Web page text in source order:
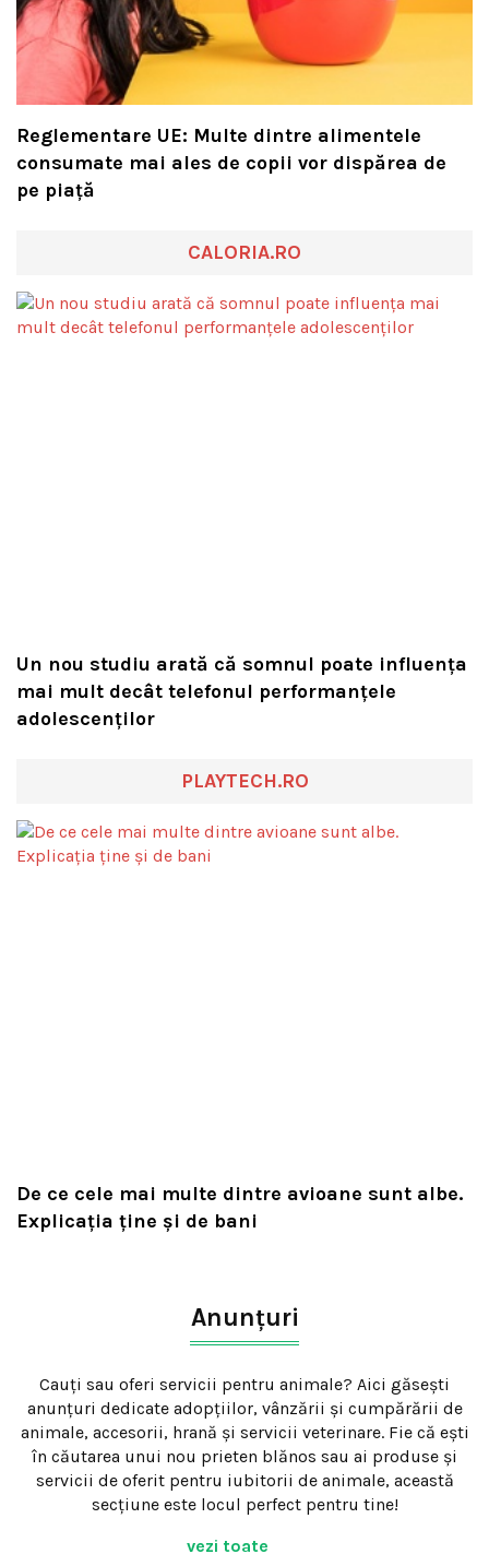
Reglementare UE: Multe dintre alimentele
consumate mai ales de copii vor dispărea de
pe piață
CALORIA.RO
Un nou studiu arată că somnul poate influența
mai mult decât telefonul performanțele
adolescenților
PLAYTECH.RO
De ce cele mai multe dintre avioane sunt albe.
Explicația ține și de bani
Anunțuri
Cauți sau oferi servicii pentru animale? Aici găsești
anunțuri dedicate adopțiilor, vânzării și cumpărării de
animale, accesorii, hrană și servicii veterinare. Fie că ești
în căutarea unui nou prieten blănos sau ai produse și
servicii de oferit pentru iubitorii de animale, această
secțiune este locul perfect pentru tine!
vezi toate